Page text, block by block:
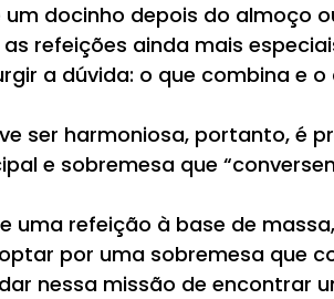
docinho depois do almoço
refeições ainda mais
a dúvida: o que combina e
ser harmoniosa, portanto, é
e sobremesa que
uma refeição à base de
por uma sobremesa que
nessa missão de encontrar